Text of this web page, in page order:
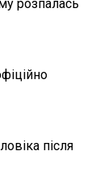
розпалась
після